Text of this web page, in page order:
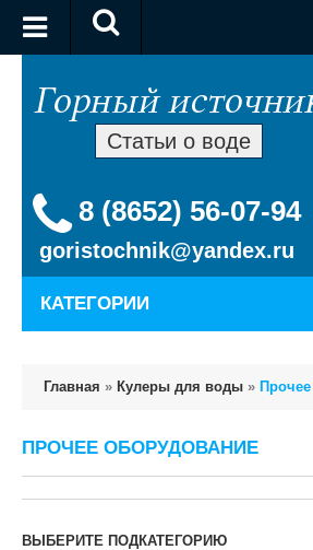
Статьи о воде
8 (8652) 56-07-94
goristochnik@yandex.ru
КАТЕГОРИИ
Главная » Кулеры для воды »
ПРОЧЕЕ ОБОРУДОВАНИЕ
ВЫБЕРИТЕ ПОДКАТЕГОРИЮ